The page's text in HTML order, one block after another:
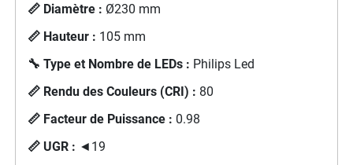
📏 Diamètre : Ø230 mm
📏 Hauteur : 105 mm
🔧 Type et Nombre de LEDs : Philips Led
📏 Rendu des Couleurs (CRI) : 80
📏 Facteur de Puissance : 0.98
📏 UGR : ◄19